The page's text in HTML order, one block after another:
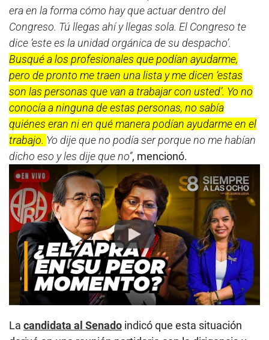
era en la forma cómo hay que actuar dentro del
Congreso. Tú llegas ahí y llegas sola. El Congreso te
dice ‘este es la unidad orgánica de su despacho’.
Busqué a los profesionales que podían ayudarme,
pero de pronto me traen una lista y me dicen ‘estas
son las personas que van a trabajar con usted’. Yo no
conocía a ninguna de estas personas, no sabía
quiénes eran ni en qué manera podían ayudarme en el
trabajo. Yo dije que no podía ser porque no me habían
dicho eso y les dije que no”, mencionó.
Play
La candidata al Senado indicó que esta situación